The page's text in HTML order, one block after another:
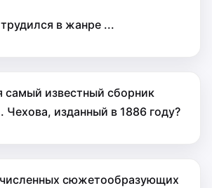
в жанре ...
самый известный сборник
Чехова, изданный в 1886 году?
сюжетообразующих